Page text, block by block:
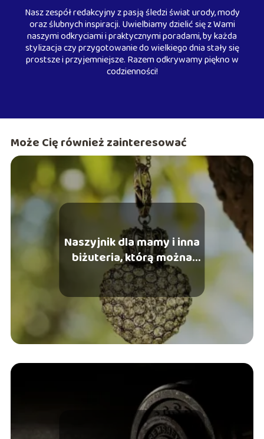
Nasz zespół redakcyjny z pasją śledzi świat urody, mody
oraz ślubnych inspiracji. Uwielbiamy dzielić się z Wami
naszymi odkryciami i praktycznymi poradami, by każda
stylizacja czy przygotowanie do wielkiego dnia stały się
prostsze i przyjemniejsze. Razem odkrywamy piękno w
codzienności!
Może Cię również zainteresować
Naszyjnik dla mamy i inna
biżuteria, którą można
podarować